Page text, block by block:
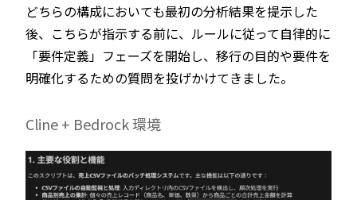
どちらの構成においても最初の分析結果を提示した
後、こちらが指示する前に、ルールに従って自律的に
「要件定義」フェーズを開始し、移行の目的や要件を
明確化するための質問を投げかけてきました。
Cline + Bedrock 環境